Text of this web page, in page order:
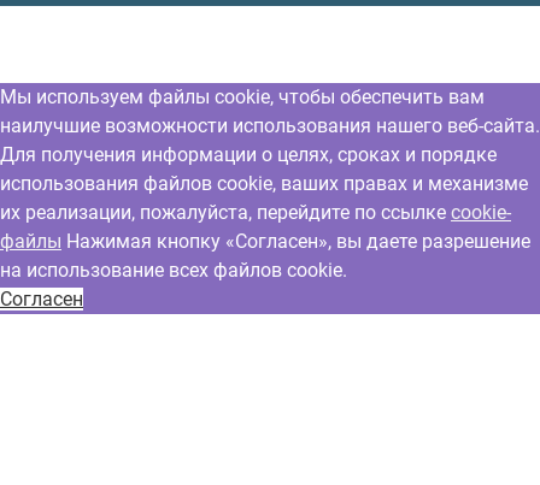
Мы используем файлы cookie, чтобы обеспечить вам
наилучшие возможности использования нашего веб-сайта.
Для получения информации о целях, сроках и порядке
использования файлов cookie, ваших правах и механизме
их реализации, пожалуйста, перейдите по ссылке cookie-
файлы Нажимая кнопку «Согласен», вы даете разрешение
на использование всех файлов cookie.
Согласен